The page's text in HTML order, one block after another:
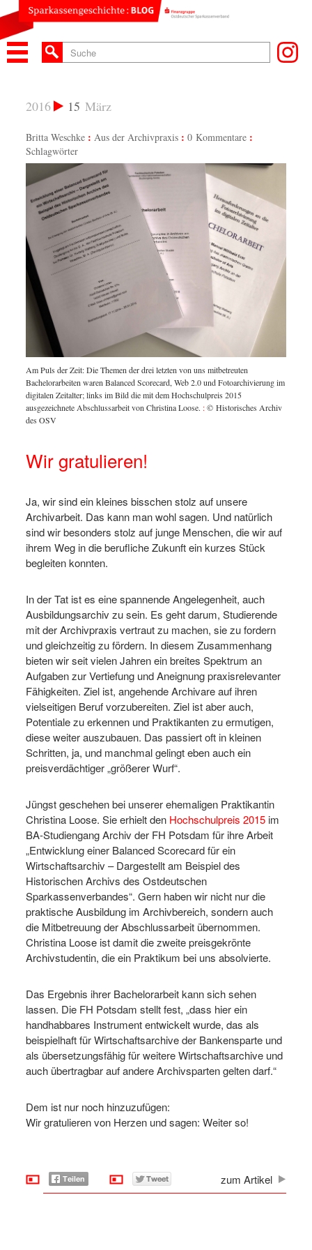
15 März
2016
Britta Weschke Aus der Archivpraxis
0 Kommentare
Schlagwörter
Am Puls der Zeit: Die Themen der drei letzten von uns mitbetreuten
Bachelorarbeiten waren Balanced Scorecard, Web 2.0 und Fotoarchivierung im
digitalen Zeitalter; links im Bild die mit dem Hochschulpreis 2015
ausgezeichnete Abschlussarbeit von Christina Loose. :© Historisches Archiv
des OSV
Wir gratulieren!
Ja, wir sind ein kleines bisschen stolz auf unsere
Archivarbeit. Das kann man wohl sagen. Und natürlich
sind wir besonders stolz auf junge Menschen, die wir auf
ihrem Weg in die berufliche Zukunft ein kurzes Stück
begleiten konnten.
In der Tat ist es eine spannende Angelegenheit, auch
Ausbildungsarchiv zu sein. Es geht darum, Studierende
mit der Archivpraxis vertraut zu machen, sie zu fordern
und gleichzeitig zu fördern. In diesem Zusammenhang
bieten wir seit vielen Jahren ein breites Spektrum an
Aufgaben zur Vertiefung und Aneignung praxisrelevanter
Fähigkeiten. Ziel ist, angehende Archivare auf ihren
vielseitigen Beruf vorzubereiten. Ziel ist aber auch,
Potentiale zu erkennen und Praktikanten zu ermutigen,
diese weiter auszubauen. Das passiert oft in kleinen
Schritten, ja, und manchmal gelingt eben auch ein
preisverdächtiger „größerer Wurf“.
Jüngst geschehen bei unserer ehemaligen Praktikantin
Christina Loose. Sie erhielt den Hochschulpreis 2015 im
BA-Studiengang Archiv der FH Potsdam für ihre Arbeit
„Entwicklung einer Balanced Scorecard für ein
Wirtschaftsarchiv – Dargestellt am Beispiel des
Historischen Archivs des Ostdeutschen
Sparkassenverbandes“. Gern haben wir nicht nur die
praktische Ausbildung im Archivbereich, sondern auch
die Mitbetreuung der Abschlussarbeit übernommen.
Christina Loose ist damit die zweite preisgekrönte
Archivstudentin, die ein Praktikum bei uns absolvierte.
Das Ergebnis ihrer Bachelorarbeit kann sich sehen
lassen. Die FH Potsdam stellt fest, „dass hier ein
handhabbares Instrument entwickelt wurde, das als
beispielhaft für Wirtschaftsarchive der Bankensparte und
als übersetzungsfähig für weitere Wirtschaftsarchive und
auch übertragbar auf andere Archivsparten gelten darf.“
Dem ist nur noch hinzuzufügen:
Wir gratulieren von Herzen und sagen: Weiter so!
zum Artikel